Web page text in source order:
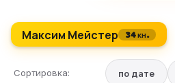
Максим Мейстер 34 кн.
Сортировка: по дате